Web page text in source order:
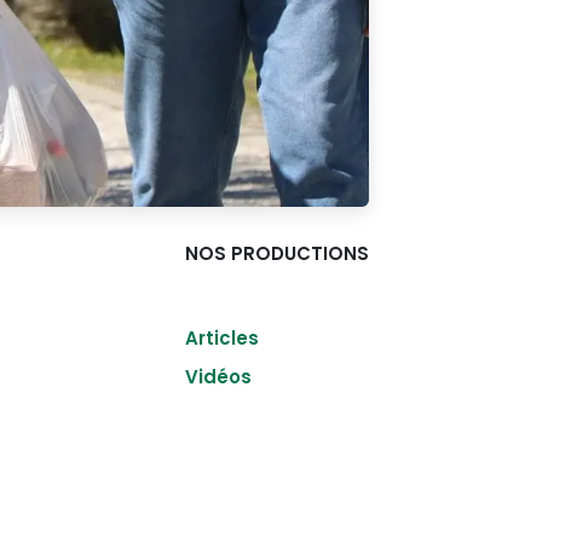
NOS PRODUCTIONS
Articles
Vidéos